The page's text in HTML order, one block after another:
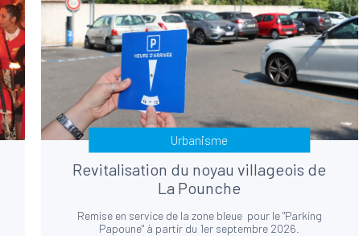
Urbanisme
Revitalisation du noyau villageois de
La Pounche
Remise en service de la zone bleue pour le "Parking
Papoune" à partir du 1er septembre 2026.